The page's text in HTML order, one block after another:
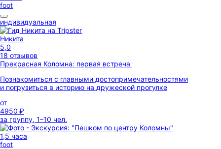
foot
индивидуальная
Никита
5,0
18 отзывов
Прекрасная Коломна: первая встреча
Познакомиться с главными достопримечательностями
и погрузиться в историю на дружеской прогулке
от
4950 ₽
за группу, 1–10 чел.
1,5 часа
foot